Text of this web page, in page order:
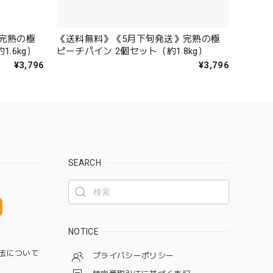
熟の極
）
¥3,796
《送料無料》《5月下旬発送》完熟の極
ピーチパイン 2個セット（約1.8kg）
¥3,796
について
SEARCH
NOTICE
プライバシーポリシー